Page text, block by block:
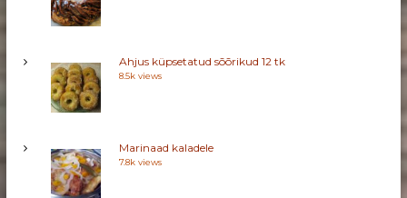
Ahjus küpsetatud sõõrikud 12 tk
8.5k views
Marinaad kaladele
7.8k views